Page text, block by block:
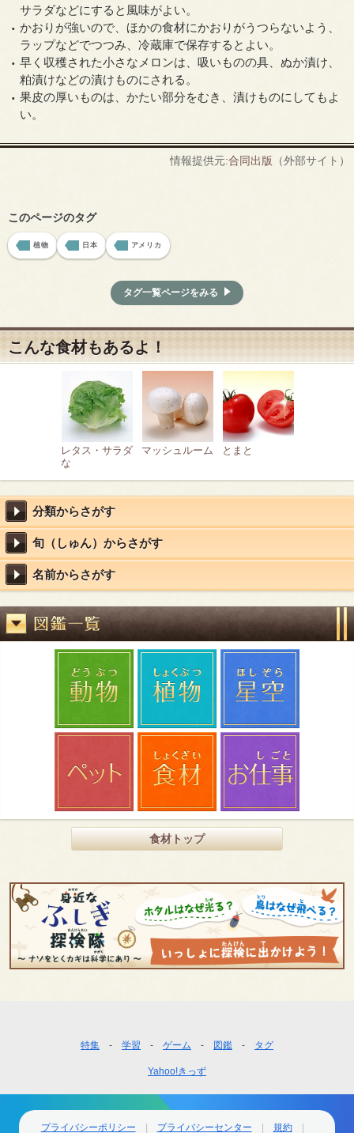
サラダなどにすると風味がよい。
かおりが強いので、ほかの食材にかおりがうつらないよう、
ラップなどでつつみ、冷蔵庫で保存するとよい。
早く収穫された小さなメロンは、吸いものの具、ぬか漬け、
粕漬けなどの漬けものにされる。
果皮の厚いものは、かたい部分をむき、漬けものにしてもよ
い。
情報提供元:合同出版 （外部サイト）
このページのタグ
植物 日本 アメリカ
タグ一覧ページをみる
こんな食材もあるよ！
レタス・サラダ
な
マッシュルーム とまと
分類からさがす
旬（しゅん）からさがす
名前からさがす
食材トップ
ー
ナ
ビ
特集 学習 ゲーム 図鑑 タグ
Yahoo!きっず
プライバシーポリシー プライバシーセンター 規約